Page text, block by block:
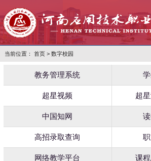
当前位置： 首页> 数字校园
教务管理系统
超星视频 超
中国知网
高招录取查询
网络教学平台 课